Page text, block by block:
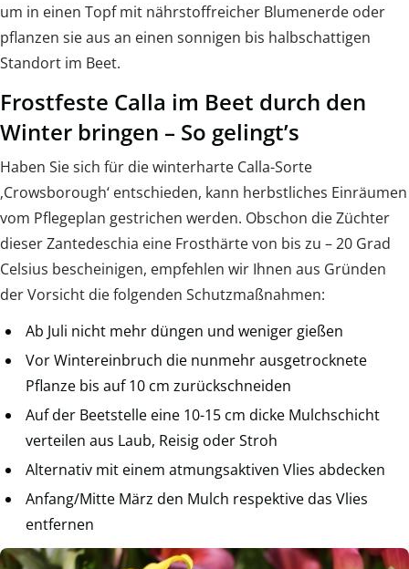
um in einen Topf mit nährstoffreicher Blumenerde oder
pflanzen sie aus an einen sonnigen bis halbschattigen
Standort im Beet.
Frostfeste Calla im Beet durch den
Winter bringen – So gelingt’s
Haben Sie sich für die winterharte Calla-Sorte
‚Crowsborough‘ entschieden, kann herbstliches Einräumen
vom Pflegeplan gestrichen werden. Obschon die Züchter
dieser Zantedeschia eine Frosthärte von bis zu – 20 Grad
Celsius bescheinigen, empfehlen wir Ihnen aus Gründen
der Vorsicht die folgenden Schutzmaßnahmen:
Ab Juli nicht mehr düngen und weniger gießen
Vor Wintereinbruch die nunmehr ausgetrocknete
Pflanze bis auf 10 cm zurückschneiden
Auf der Beetstelle eine 10-15 cm dicke Mulchschicht
verteilen aus Laub, Reisig oder Stroh
Alternativ mit einem atmungsaktiven Vlies abdecken
Anfang/Mitte März den Mulch respektive das Vlies
entfernen